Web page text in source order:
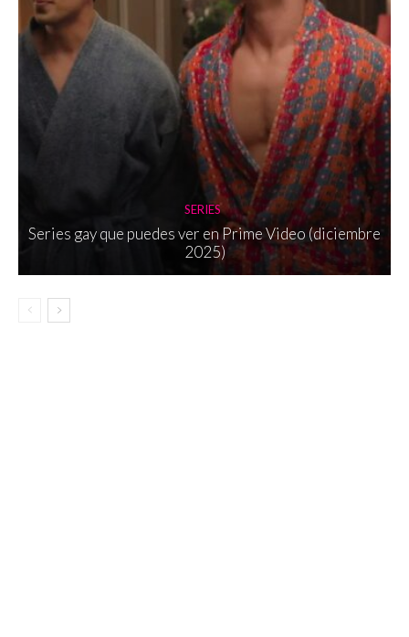
SERIES
Series gay que puedes ver en Prime Video (diciembre
2025)